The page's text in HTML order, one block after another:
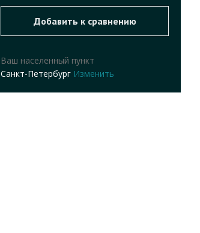
Ваш населенный пункт
Санкт-Петербург Изменить